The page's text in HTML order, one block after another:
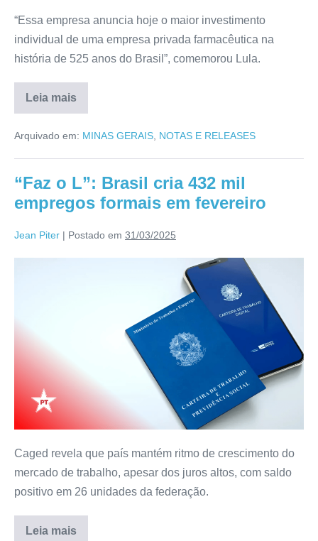
“Essa empresa anuncia hoje o maior investimento
individual de uma empresa privada farmacêutica na
história de 525 anos do Brasil”, comemorou Lula.
Leia mais
Arquivado em: MINAS GERAIS NOTAS E RELEASES
“Faz o L”: Brasil cria 432 mil
empregos formais em fevereiro
Jean Piter | Postado em 31/03/2025
Caged revela que país mantém ritmo de crescimento do
mercado de trabalho, apesar dos juros altos, com saldo
positivo em 26 unidades da federação.
Leia mais